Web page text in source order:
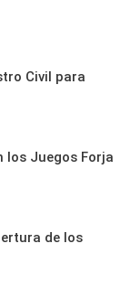
Civil para
los Juegos Forja
de los